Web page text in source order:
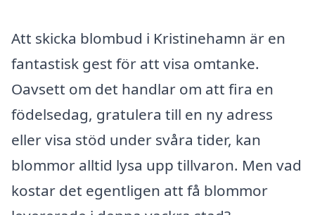
Att skicka blombud i Kristinehamn är en
fantastisk gest för att visa omtanke.
Oavsett om det handlar om att fira en
födelsedag, gratulera till en ny adress
eller visa stöd under svåra tider, kan
blommor alltid lysa upp tillvaron. Men vad
kostar det egentligen att få blommor